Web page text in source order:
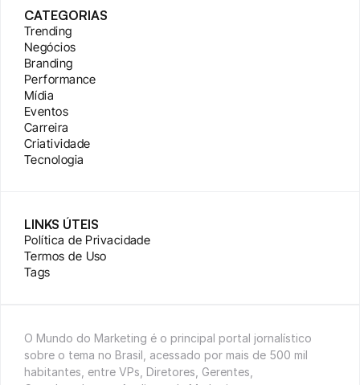
CATEGORIAS
Trending
Negócios
Branding
Performance
Mídia
Eventos
Carreira
Criatividade
Tecnologia
LINKS ÚTEIS
Política de Privacidade
Termos de Uso
Tags
O Mundo do Marketing é o principal portal jornalístico
sobre o tema no Brasil, acessado por mais de 500 mil
habitantes, entre VPs, Diretores, Gerentes,